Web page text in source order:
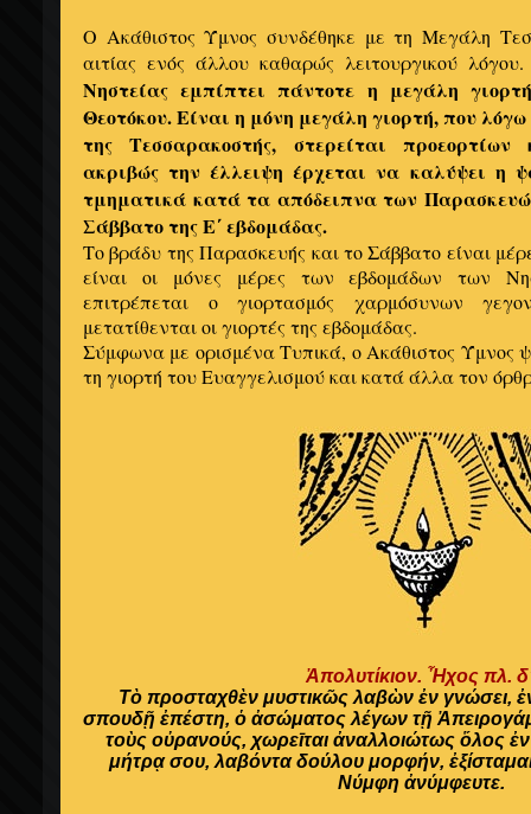
Ο Ακάθιστος Ύμνος συνδέθηκε με τη Μεγάλη
αιτίας ενός άλλου καθαρώς λειτουργικού
Νηστείας εμπίπτει πάντοτε η μεγάλη
Θεοτόκου. Είναι η μόνη μεγάλη γιορτή, που
της Τεσσαρακοστής, στερείται
ακριβώς την έλλειψη έρχεται να καλύψει η
τμηματικά κατά τα απόδειπνα των
Σάββατο της Ε΄ εβδομάδας.
Το βράδυ της Παρασκευής και το Σάββατο είναι
είναι οι μόνες μέρες των εβδομάδων των
επιτρέπεται ο γιορτασμός χαρμόσυνων
μετατίθενται οι γιορτές της εβδομάδας.
Σύμφωνα με ορισμένα Τυπικά, ο Ακάθιστος Ύμνος
τη γιορτή του Ευαγγελισμού και κατά άλλα τον
Ἀπολυτίκιον. Ἦχος πλ.
Τὸ προσταχθὲν μυστικῶς λαβὼν ἐν γνώσει,
σπουδῇ ἐπέστη, ὁ ἀσώματος λέγων τῇ
τοὺς οὐρανούς, χωρεῑται ἀναλλοιώτως ὅλος
μήτρᾳ σου, λαβόντα δούλου μορφήν,
Νύμφη ἀνύμφευτε.